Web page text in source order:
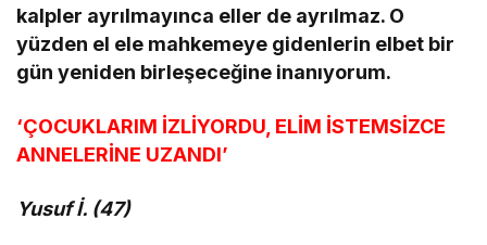
kalpler ayrılmayınca eller de ayrılmaz. O
yüzden el ele mahkemeye gidenlerin elbet bir
gün yeniden birleşeceğine inanıyorum.
‘ÇOCUKLARIM İZLİYORDU, ELİM İSTEMSİZCE
ANNELERİNE UZANDI’
Yusuf İ. (47)